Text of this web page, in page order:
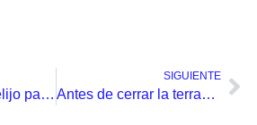
¿Qué mampara elijo para el baño?
SIGUIENTE
Antes de cerrar la terraza tienes que leer este post